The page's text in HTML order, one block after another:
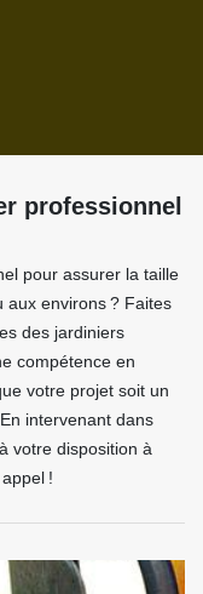
professionnel
pour assurer la taille
aux environs ? Faites
des jardiniers
compétence en
votre projet soit un
intervenant dans
votre disposition à
!